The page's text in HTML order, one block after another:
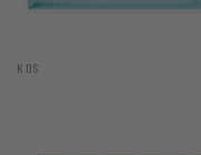
KOS